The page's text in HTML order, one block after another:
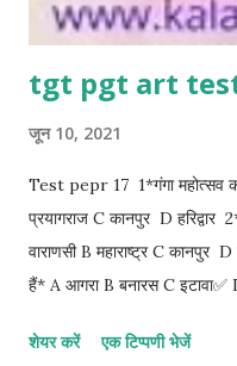
tgt pgt art
जून 10, 2021
Test pepr 17 1*गंगा महोत्सव
प्रयागराज C कानपुर D हरिद्वार
वाराणसी B महाराष्ट्र C कानपुर
हैं* A आगरा B बनारस C इटावा✅
कहाँ लगता हैं* A हरियाणा✅ B
शेयर करें एक टिप्पणी भेजें